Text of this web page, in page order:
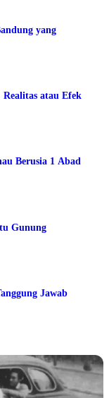
yang
Realitas atau Efek
Berusia 1 Abad
Gunung
Jawab